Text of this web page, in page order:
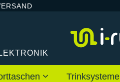
Trinksysteme